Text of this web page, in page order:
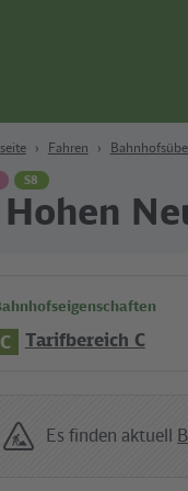
Fahren
S8
Hohen
C Tarifbereich C
Es finden aktuell